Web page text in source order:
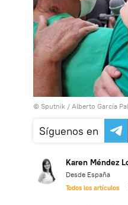
© Sputnik / Alberto García
Síguenos en
Karen Méndez
Desde España
Todos los artículos